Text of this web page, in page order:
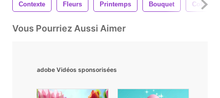
Contexte Fleurs Printemps Bouquet Coloré
Vous Pourriez Aussi Aimer
adobe Vidéos sponsorisées